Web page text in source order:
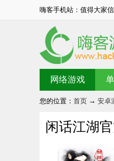
嗨客手机站：值得大家
网络游戏
您的位置： 首页 → 安卓
闲话江湖